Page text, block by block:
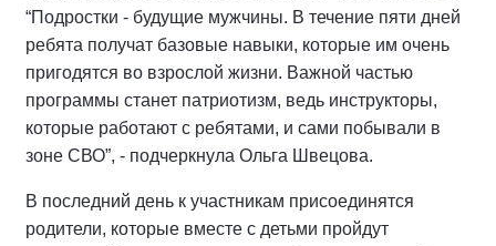
“Подростки - будущие мужчины. В течение пяти дней
ребята получат базовые навыки, которые им очень
пригодятся во взрослой жизни. Важной частью
программы станет патриотизм, ведь инструкторы,
которые работают с ребятами, и сами побывали в
зоне СВО”, - подчеркнула Ольга Швецова.
В последний день к участникам присоединятся
родители, которые вместе с детьми пройдут